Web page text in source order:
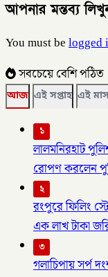
আপনার মন্তব্য
You must belogged
সবচেয়ে বেশি পঠিত
আজ এই সপ্তাহ এই
১
লালমনিরহাট
রোপণ করলেন
২
রংপুরে ফিলিং
এক লাখ টাকা
৩
গলাচিপায় সর্প